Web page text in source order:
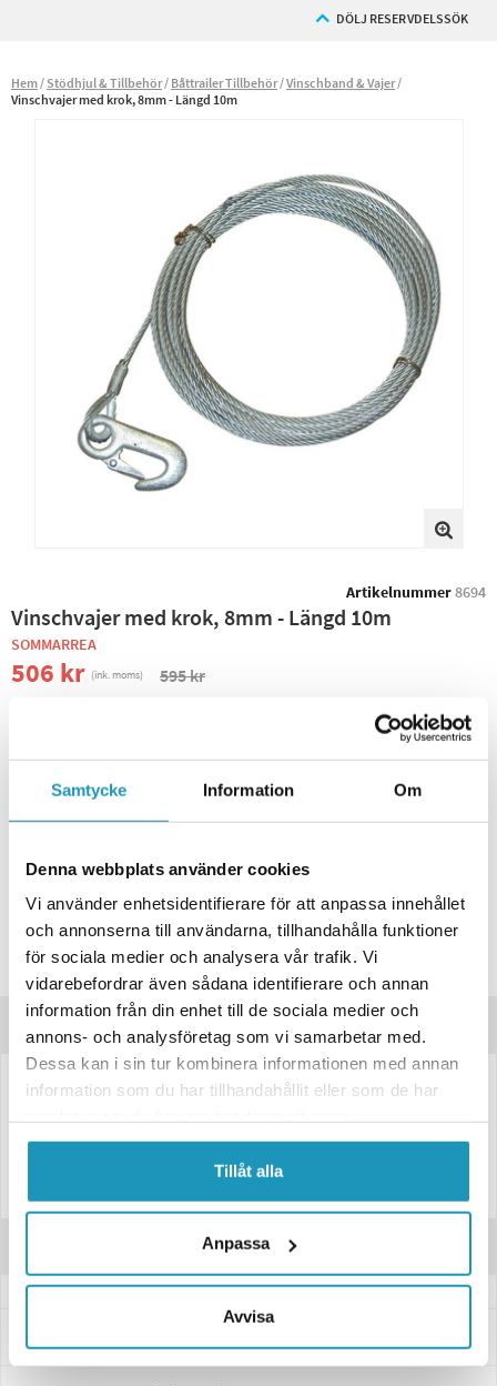
Samtycke Information Om
Denna webbplats använder cookies
Vi använder enhetsidentifierare för att anpassa innehållet
och annonserna till användarna, tillhandahålla funktioner
för sociala medier och analysera vår trafik. Vi
vidarebefordrar även sådana identifierare och annan
information från din enhet till de sociala medier och
annons- och analysföretag som vi samarbetar med.
Dessa kan i sin tur kombinera informationen med annan
information som du har tillhandahållit eller som de har
Tillåt alla
Anpassa
Avvisa
DÖLJ RESERVDELSSÖK
Hem Stödhjul & Tillbehör Båttrailer Tillbehör Vinschband & Vajer
Vinschvajer med krok, 8mm - Längd 10m
Artikelnummer8694
Vinschvajer med krok, 8mm - Längd 10m
SOMMARREA
506 kr (ink. moms) 595 kr
ONLINELAGER TILLFÄLLIGT SLUT
BUTIKSLAGER 0 I LAGER
Leverans- & Returinformation
Spara produkt
Frågor om produkten?
Produktinformation
Vinsch vajer med fast krok, vajer är till för handvinsch till båtar.